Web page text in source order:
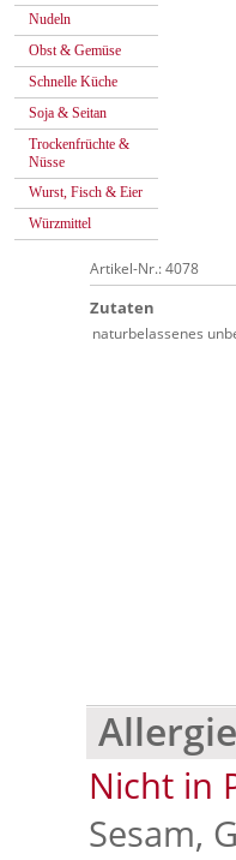
Nudeln
Obst & Gemüse
Schnelle Küche
Soja & Seitan
Trockenfrüchte &
Nüsse
Wurst, Fisch & Eier
Würzmittel
Artikel-Nr.: 4078
Zutaten
naturbelassenes
Nicht in
Sesam,